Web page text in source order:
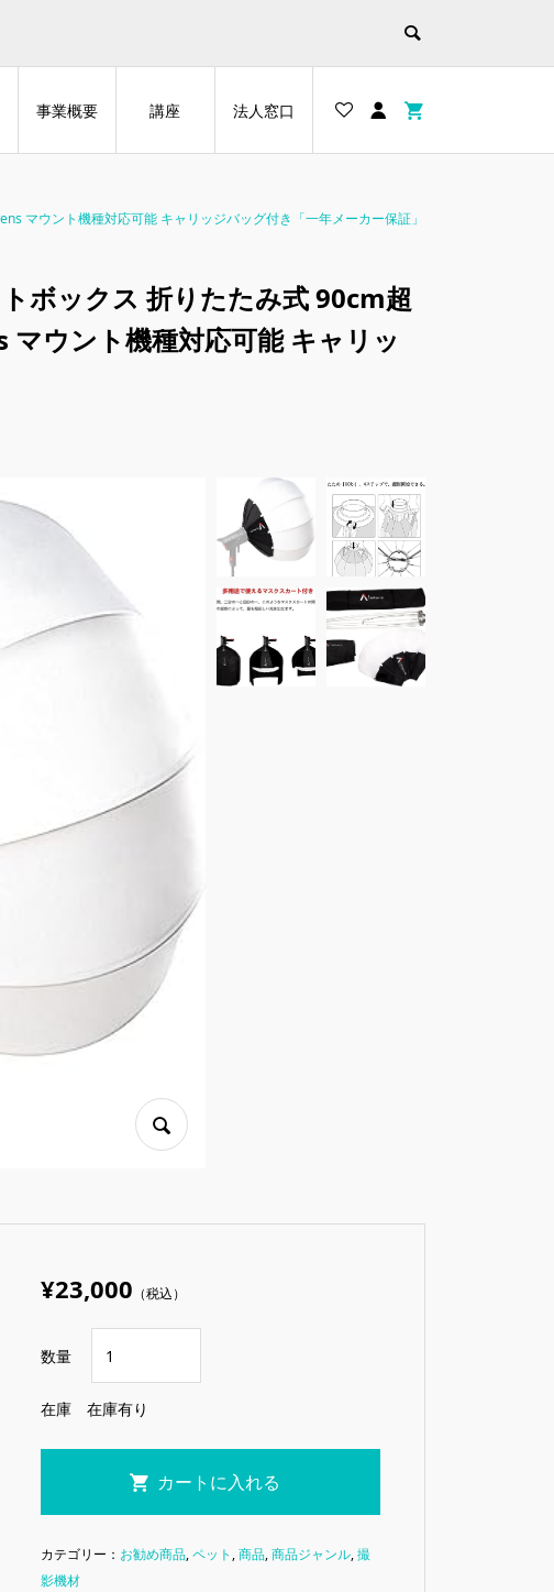
事業概要 講座 法人窓口
マウント機種対応可能 キャリッジバッグ付き「一年メーカー保証」
ボックス 折りたたみ式 90cm超
ウント機種対応可能 キャリッ
¥23,000 （税込）
数量
在庫 在庫有り
カテゴリー： お勧め商品,ペット ,商品,商品ジャンル,撮
影機材
Roland CM-30 モニタースピー